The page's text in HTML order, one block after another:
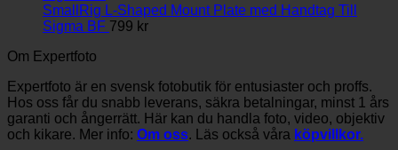
3,789 kr
SmallRig L-Shaped Mount Plate med Handtag Till
Sigma BF 799 kr
Om Expertfoto
Expertfoto är en svensk fotobutik för entusiaster och proffs.
Hos oss får du snabb leverans, säkra betalningar, minst 1 års
garanti och ångerrätt. Här kan du handla foto, video, objektiv
och kikare. Mer info: Om oss. Läs också våra köpvillkor.